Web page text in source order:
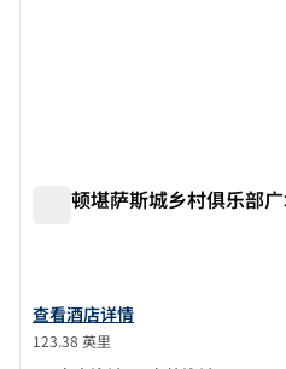
希尔顿堪萨斯城乡村俱乐部
查看希尔顿堪萨斯城乡村俱乐部广
查看酒店详情
123.38 英里